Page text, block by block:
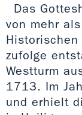
Das
von mehr
Historischen
zufolge
Westturm
1713. Im
und erhielt